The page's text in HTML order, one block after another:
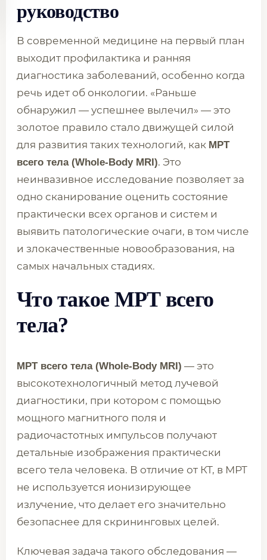
руководство
В современной медицине на первый план
выходит профилактика и ранняя
диагностика заболеваний, особенно когда
речь идет об онкологии. «Раньше
обнаружил — успешнее вылечил» — это
золотое правило стало движущей силой
для развития таких технологий, как МРТ
всего тела (Whole-Body MRI). Это
неинвазивное исследование позволяет за
одно сканирование оценить состояние
практически всех органов и систем и
выявить патологические очаги, в том числе
и злокачественные новообразования, на
самых начальных стадиях.
Что такое МРТ всего
тела?
МРТ всего тела (Whole-Body MRI) — это
высокотехнологичный метод лучевой
диагностики, при котором с помощью
мощного магнитного поля и
радиочастотных импульсов получают
детальные изображения практически
всего тела человека. В отличие от КТ, в МРТ
не используется ионизирующее
излучение, что делает его значительно
безопаснее для скрининговых целей.
Ключевая задача такого обследования —